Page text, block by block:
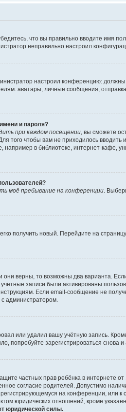
что вы правильно вводите имя
неправильно настроил
настроил конференцию:
аватары, личные сообщения,
и пароля?
при каждом посещении, вы сможете
того чтобы вам не приходилось
в библиотеке, интернет-кафе,
моё пребывание на конференции.
получить новый. Перейдите на
верны, то возможны два варианта.
записи были активированы
Если email-сообщение не
с администратором.
или удалил вашу учётную запись.
зарегистрироваться снова и
частных прав ребёнка в
согласие родителей. Допустимо
на конференции, или
юридических отношений, кроме
юридической силы.